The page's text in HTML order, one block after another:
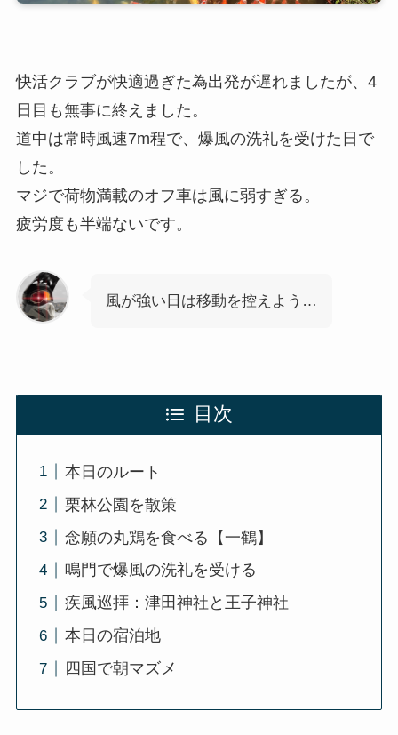
快活クラブが快適過ぎた為出発が遅れましたが、4
日目も無事に終えました。
道中は常時風速7m程で、爆風の洗礼を受けた日で
した。
マジで荷物満載のオフ車は風に弱すぎる。
疲労度も半端ないです。
風が強い日は移動を控えよう…
目次
本日のルート
栗林公園を散策
念願の丸鶏を食べる【一鶴】
鳴門で爆風の洗礼を受ける
疾風巡拝：津田神社と王子神社
本日の宿泊地
四国で朝マズメ